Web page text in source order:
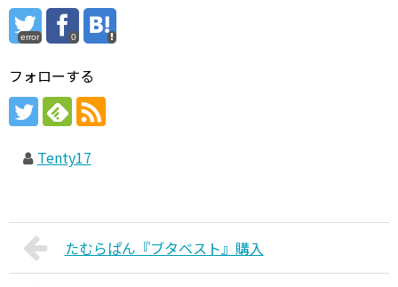
error 0
フォローする
Tenty17
たむらぱん『ブタベスト』購入